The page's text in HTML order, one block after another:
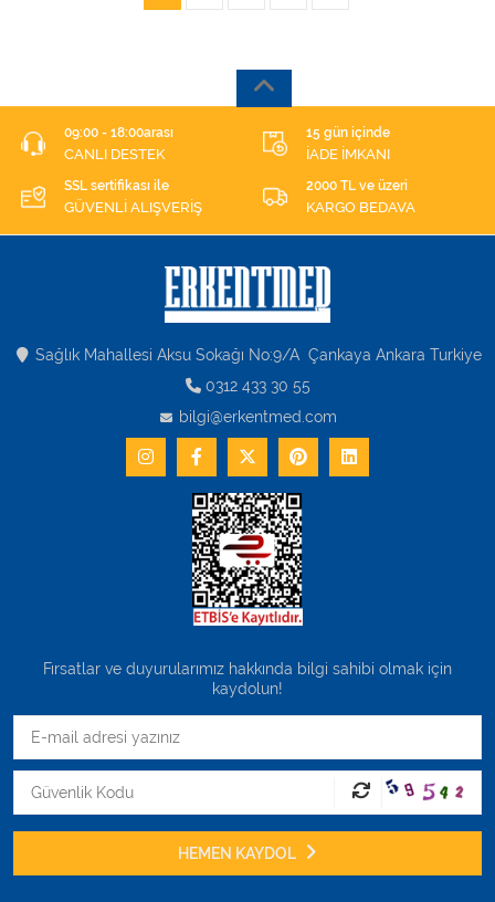
09:00 - 18:00arası
CANLI DESTEK
15 gün içinde
İADE İMKANI
SSL sertifikası ile
GÜVENLİ ALIŞVERİŞ
2000 TL ve üzeri
KARGO BEDAVA
Sağlık Mahallesi Aksu Sokağı No:9/A Çankaya Ankara Turkiye
0312 433 30 55
bilgi@erkentmed.com
Fırsatlar ve duyurularımız hakkında bilgi sahibi olmak için
kaydolun!
HEMEN KAYDOL